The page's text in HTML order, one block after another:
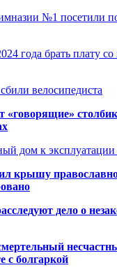
№1 посетили
года брать плату со
велосипедиста
«говорящие»
дом к
крышу
дело о
с болгаркой